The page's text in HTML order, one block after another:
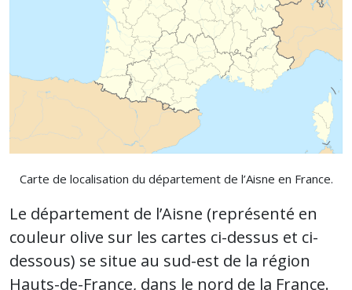
Carte de localisation du département de l’Aisne en France.
Le département de l’Aisne (représenté en
couleur olive sur les cartes ci-dessus et ci-
dessous) se situe au sud-est de la région
Hauts-de-France, dans le nord de la France.